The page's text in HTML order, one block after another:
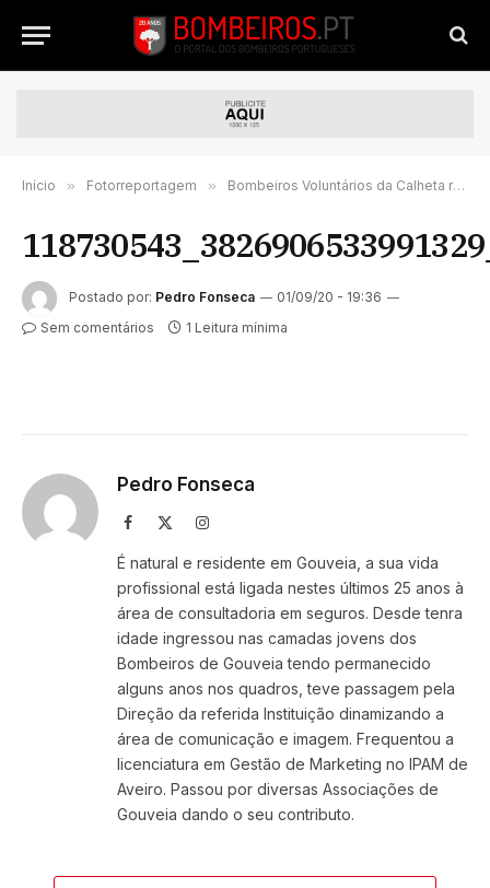
Início » Fotorreportagem » Bombeiros Voluntários da Calheta realizou treino operacional SGA | FOTORREPORTAGEM
Postado por: Pedro Fonseca
01/09/20 - 19:36
Sem comentários
1 Leitura mínima
Pedro Fonseca
Facebook Instagram
É natural e residente em Gouveia, a sua vida
profissional está ligada nestes últimos 25 anos à
área de consultadoria em seguros. Desde tenra
idade ingressou nas camadas jovens dos
Bombeiros de Gouveia tendo permanecido
alguns anos nos quadros, teve passagem pela
Direção da referida Instituição dinamizando a
área de comunicação e imagem. Frequentou a
licenciatura em Gestão de Marketing no IPAM de
Aveiro. Passou por diversas Associações de
Gouveia dando o seu contributo.